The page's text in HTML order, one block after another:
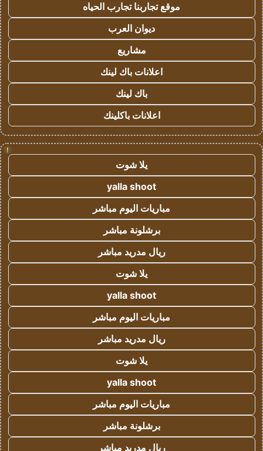
موقع تجاربنا تجارب الحياه
ديوان العرب
مشاريع
اعلانات باك لينك
باك لينك
اعلانات باكلينك
!
يلا شوت
yalla shoot
مباريات اليوم مباشر
برشلونة مباشر
ريال مدريد مباشر
يلا شوت
yalla shoot
مباريات اليوم مباشر
ريال مدريد مباشر
يلا شوت
yalla shoot
مباريات اليوم مباشر
برشلونة مباشر
ريال مدريد مباشر